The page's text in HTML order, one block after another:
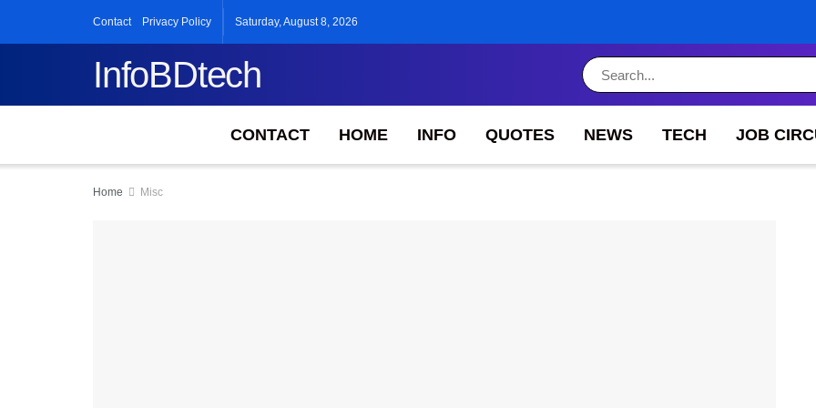
Contact Privacy Policy Saturday, August 8, 2026
InfoBDtech
CONTACT HOME INFO QUOTES NEWS TECH JOB
Home Misc